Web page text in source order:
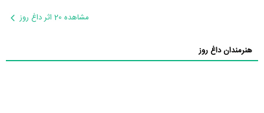
مشاهده 20 اثر داغ روز
هنرمندان داغ روز